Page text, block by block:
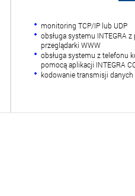
monitoring TCP/IP lub UDP
obsługa systemu INTEGRA
przeglądarki WWW
obsługa systemu z telefonu
pomocą aplikacji INTEGRA
kodowanie transmisji danych